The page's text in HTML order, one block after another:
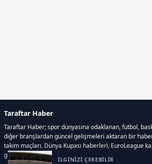
İLGİNİZİ ÇEKEBİLİR
Taraftar Haber
Taraftar Haber; spor dünyasına odaklanan, futbol,
diğer branşlardan güncel gelişmeleri aktaran bir
takım maçları, Dünya Kupası haberleri, EuroLeague
gelişmeleri, sporcuların biyografileri, anketler yer